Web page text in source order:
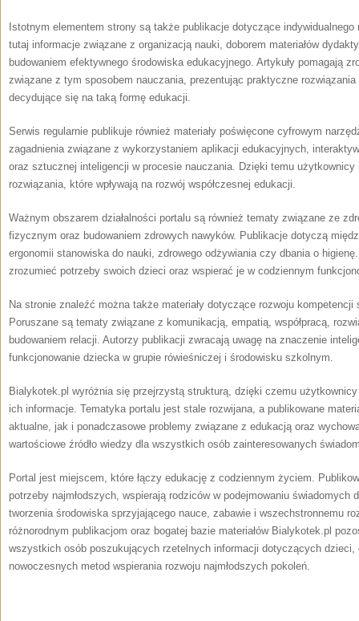
Istotnym elementem strony są także publikacje dotyczące
tutaj informacje związane z organizacją nauki, doborem materiałów
budowaniem efektywnego środowiska edukacyjnego. Artykuły pomagają
związane z tym sposobem nauczania, prezentując praktyczne
decydujące się na taką formę edukacji.
Serwis regularnie publikuje również materiały poświęcone cyfrowym
zagadnienia związane z wykorzystaniem aplikacji edukacyjnych,
oraz sztucznej inteligencji w procesie nauczania. Dzięki temu
rozwiązania, które wpływają na rozwój współczesnej edukacji.
Ważnym obszarem działalności portalu są również tematy związane ze
fizycznym oraz budowaniem zdrowych nawyków. Publikacje dotyczą
ergonomii stanowiska do nauki, zdrowego odżywiania czy dbania o
zrozumieć potrzeby swoich dzieci oraz wspierać je w codziennym
Na stronie znaleźć można także materiały dotyczące rozwoju kompetencji
Poruszane są tematy związane z komunikacją, empatią, współpracą,
budowaniem relacji. Autorzy publikacji zwracają uwagę na znaczenie
funkcjonowanie dziecka w grupie rówieśniczej i środowisku szkolnym.
Bialykotek.pl wyróżnia się przejrzystą strukturą, dzięki czemu
ich informacje. Tematyka portalu jest stale rozwijana, a publikowane
aktualne, jak i ponadczasowe problemy związane z edukacją oraz
wartościowe źródło wiedzy dla wszystkich osób zainteresowanych
Portal jest miejscem, które łączy edukację z codziennym życiem.
potrzeby najmłodszych, wspierają rodziców w podejmowaniu
tworzenia środowiska sprzyjającego nauce, zabawie i wszechstronnemu
różnorodnym publikacjom oraz bogatej bazie materiałów Bialykotek.pl
wszystkich osób poszukujących rzetelnych informacji dotyczących dzieci,
nowoczesnych metod wspierania rozwoju najmłodszych pokoleń.